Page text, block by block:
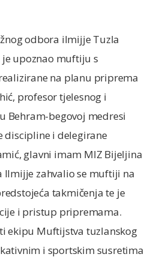
odbora ilmijje Tuzla
upoznao muftiju s
na planu priprema
profesor tjelesnog i
Behram-begovoj medresi
discipline i delegirane
glavni imam MIZ Bijeljina
Ilmijje zahvalio se muftiji na
takmičenja te je
i pristup pripremama.
ekipu Muftijstva tuzlanskog
i sportskim susretima